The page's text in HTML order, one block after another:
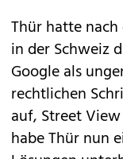
Thür hatte
in der Schweiz
Google als
rechtlichen
auf, Street
habe Thür nun